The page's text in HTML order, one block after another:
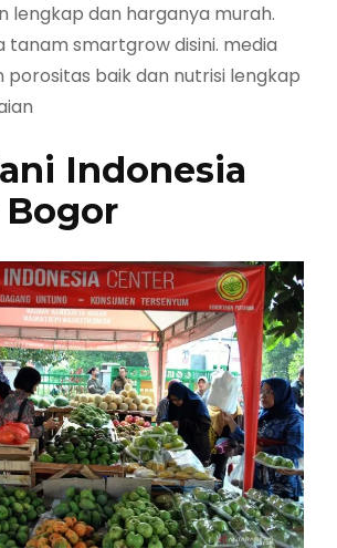
lengkap dan harganya murah.
tanam smartgrow disini. media
porositas baik dan nutrisi lengkap
Indonesia